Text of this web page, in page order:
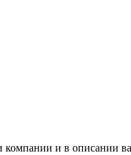
компании и в описании